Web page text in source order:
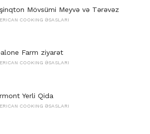
Mövsümi Meyvə və Tərəvəz
COOKING ƏSASLARI
Farm ziyarət
COOKING ƏSASLARI
Yerli Qida
COOKING ƏSASLARI